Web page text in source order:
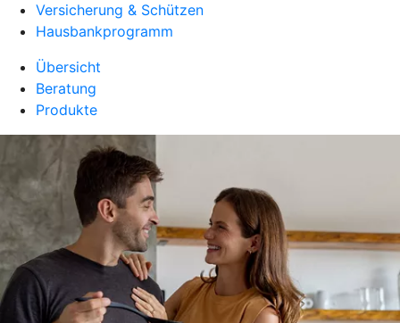
Versicherung & Schützen
Hausbankprogramm
Übersicht
Beratung
Produkte